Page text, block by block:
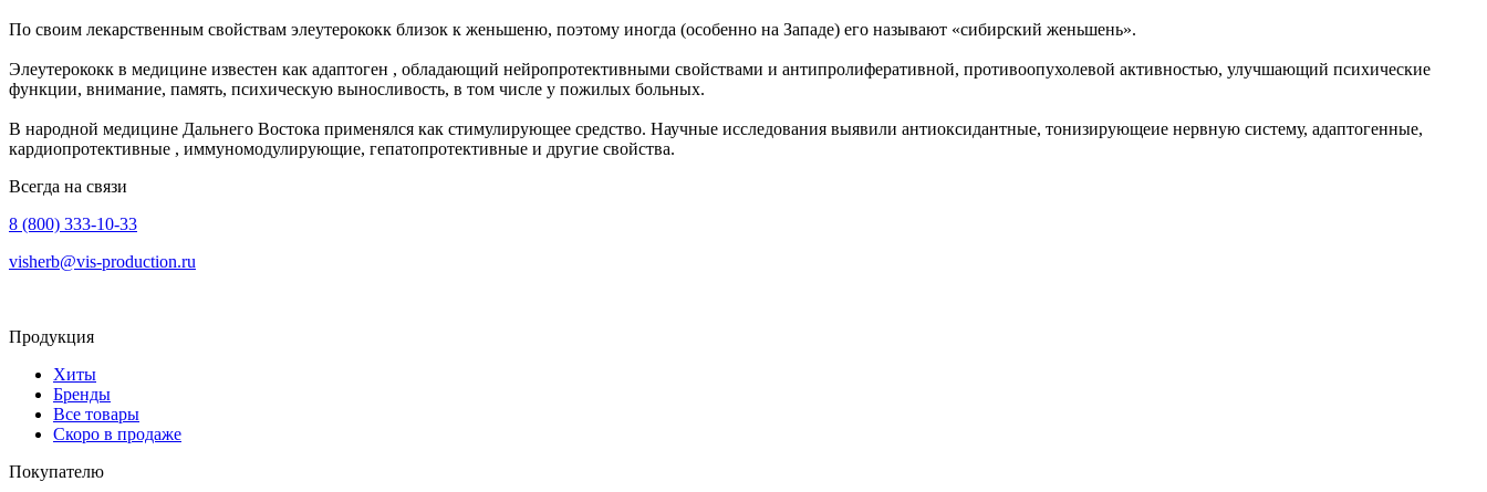
По своим лекарственным свойствам элеутерококк близок к женьшеню, поэтому иногда (особенно на Западе) его называют «сибирский женьшень».
Элеутерококк в медицине известен как адаптоген , обладающий нейропротективными свойствами и антипролиферативной, противоопухолевой активностью, улучшающий психические
функции, внимание, память, психическую выносливость, в том числе у пожилых больных.
В народной медицине Дальнего Востока применялся как стимулирующее средство. Научные исследования выявили антиоксидантные, тонизирующеие нервную систему, адаптогенные,
кардиопротективные , иммуномодулирующие, гепатопротективные и другие свойства.
Всегда на связи
8 (800) 333-10-33
visherb@vis-production.ru
Продукция
Хиты
Бренды
Все товары
Скоро в продаже
Покупателю